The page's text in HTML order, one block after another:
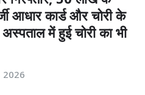
आधार कार्ड और चोरी के
में हुई चोरी का भी
2026